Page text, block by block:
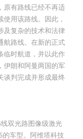
原有路线已经不再适
用该路线。因此，
及复杂的技术和法律
航路线。在新的正式
临时航道，并以此作
伊朗和阿曼两国的军
谈判完成并形成最终
双光路图像级激光
的车型。阿维塔科技